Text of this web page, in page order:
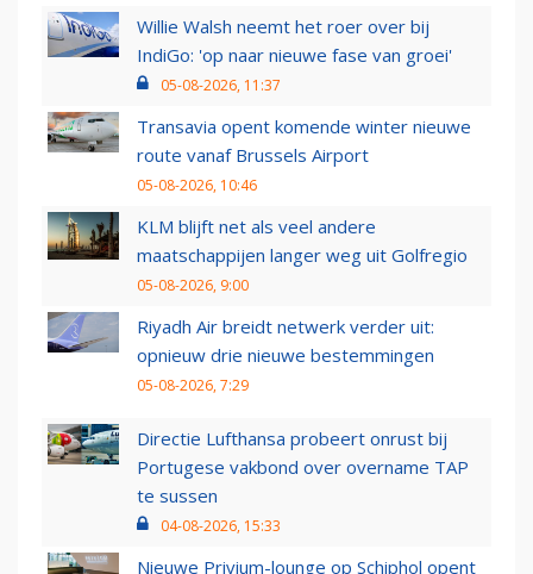
Willie Walsh neemt het roer over bij
IndiGo: 'op naar nieuwe fase van groei'
05-08-2026, 11:37
Transavia opent komende winter nieuwe
route vanaf Brussels Airport
05-08-2026, 10:46
KLM blijft net als veel andere
maatschappijen langer weg uit Golfregio
05-08-2026, 9:00
Riyadh Air breidt netwerk verder uit:
opnieuw drie nieuwe bestemmingen
05-08-2026, 7:29
Directie Lufthansa probeert onrust bij
Portugese vakbond over overname TAP
te sussen
04-08-2026, 15:33
Nieuwe Privium-lounge op Schiphol opent